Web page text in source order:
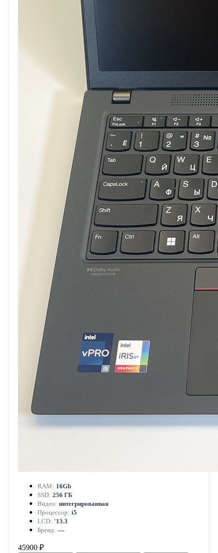
RAM: 16Gb
SSD: 256 ГБ
Видео: интегрированная
Процессор: i5
LCD: '13.3
Бренд: —
45900 ₽